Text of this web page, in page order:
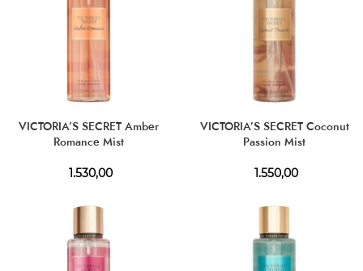
VICTORIA’S SECRET Amber
Romance Mist
1.530,00
VICTORIA’S SECRET Coconut
Passion Mist
1.550,00